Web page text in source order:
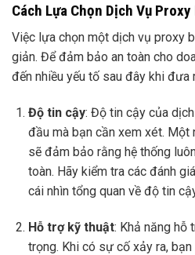
Cách Lựa Chọn Dịch Vụ
Việc lựa chọn một dịch vụ proxy
giản. Để đảm bảo an toàn cho
đến nhiều yếu tố sau đây khi đưa
Độ tin cậy: Độ tin cậy của
đầu mà bạn cần xem xét. Một
sẽ đảm bảo rằng hệ thống
toàn. Hãy kiểm tra các đánh
cái nhìn tổng quan về độ tin
Hỗ trợ kỹ thuật: Khả năng hỗ
trọng. Khi có sự cố xảy ra,